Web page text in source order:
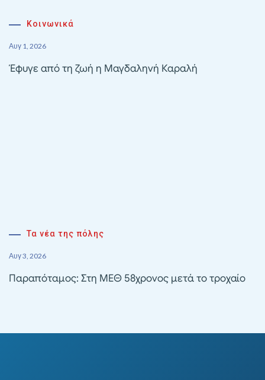
Κοινωνικά
Αυγ 1, 2026
Έφυγε από τη ζωή η Μαγδαληνή Καραλή
Τα νέα της πόλης
Αυγ 3, 2026
Παραπόταμος: Στη ΜΕΘ 58χρονος μετά το τροχαίο